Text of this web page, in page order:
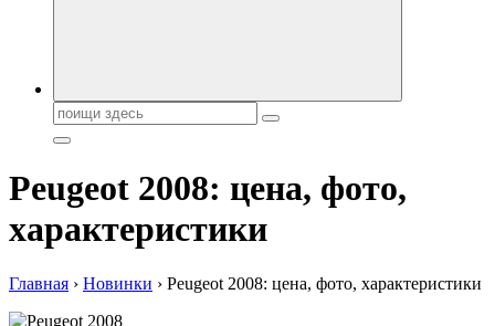
Поиск:
Peugeot 2008: цена, фото,
характеристики
Главная › Новинки › Peugeot 2008: цена, фото, характеристики